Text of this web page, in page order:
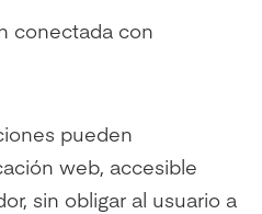
conectada con
pueden
web, accesible
sin obligar al usuario a